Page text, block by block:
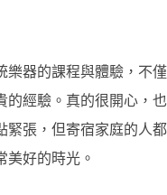
樂器的課程與體驗，不僅
的經驗。真的很開心，也
緊張，但寄宿家庭的人都
美好的時光。